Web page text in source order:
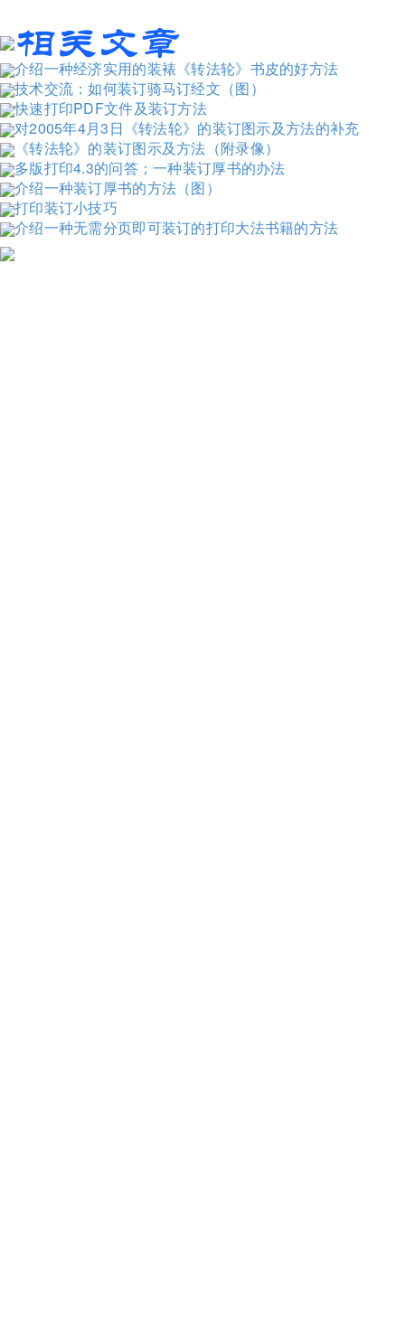
介绍一种经济实用的装裱《转法轮》书皮的好方法
技术交流：如何装订骑马订经文（图）
快速打印PDF文件及装订方法
对2005年4月3日《转法轮》的装订图示及方法的补充
《转法轮》的装订图示及方法（附录像）
多版打印4.3的问答；一种装订厚书的办法
介绍一种装订厚书的方法（图）
打印装订小技巧
介绍一种无需分页即可装订的打印大法书籍的方法